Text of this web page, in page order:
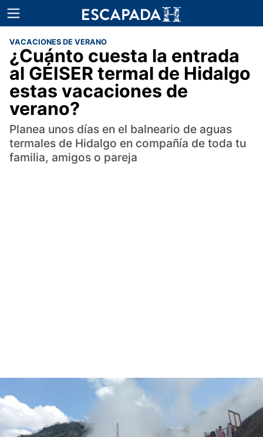
VACACIONES DE VERANO
¿Cuánto cuesta la entrada
al GÉISER termal de Hidalgo
estas vacaciones de
verano?
Planea unos días en el balneario de aguas
termales de Hidalgo en compañía de toda tu
familia, amigos o pareja